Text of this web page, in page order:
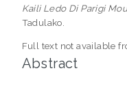
Kaili Ledo Di Parigi
Tadulako.
Full text not available
Abstract